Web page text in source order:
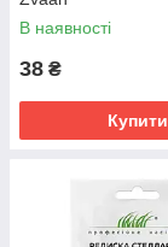
В наявності
38 ₴
Купити